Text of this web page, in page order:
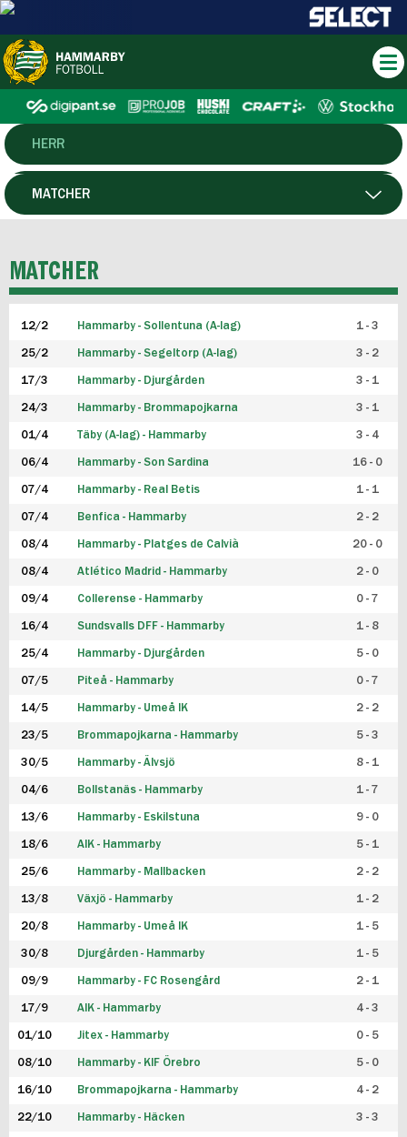
HERR
DAM
P19
F19
FUTSAL HERR
FUTSAL DAM
MATCHER
MATCHER
12/2 Hammarby - Sollentuna (A-lag) 1 - 3
25/2 Hammarby - Segeltorp (A-lag) 3 - 2
17/3 Hammarby - Djurgården 3 - 1
24/3 Hammarby - Brommapojkarna 3 - 1
01/4 Täby (A-lag) - Hammarby 3 - 4
06/4 Hammarby - Son Sardina 16 - 0
07/4 Hammarby - Real Betis 1 - 1
07/4 Benfica - Hammarby 2 - 2
08/4 Hammarby - Platges de Calvià 20 - 0
08/4 Atlético Madrid - Hammarby 2 - 0
09/4 Collerense - Hammarby 0 - 7
16/4 Sundsvalls DFF - Hammarby 1 - 8
25/4 Hammarby - Djurgården 5 - 0
07/5 Piteå - Hammarby 0 - 7
14/5 Hammarby - Umeå IK 2 - 2
23/5 Brommapojkarna - Hammarby 5 - 3
30/5 Hammarby - Älvsjö 8 - 1
04/6 Bollstanäs - Hammarby 1 - 7
13/6 Hammarby - Eskilstuna 9 - 0
18/6 AIK - Hammarby 5 - 1
25/6 Hammarby - Mallbacken 2 - 2
13/8 Växjö - Hammarby 1 - 2
20/8 Hammarby - Umeå IK 1 - 5
30/8 Djurgården - Hammarby 1 - 5
09/9 Hammarby - FC Rosengård 2 - 1
17/9 AIK - Hammarby 4 - 3
01/10 Jitex - Hammarby 0 - 5
08/10 Hammarby - KIF Örebro 5 - 0
16/10 Brommapojkarna - Hammarby 4 - 2
22/10 Hammarby - Häcken 3 - 3